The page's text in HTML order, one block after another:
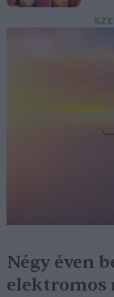
Négy éven
elektromos